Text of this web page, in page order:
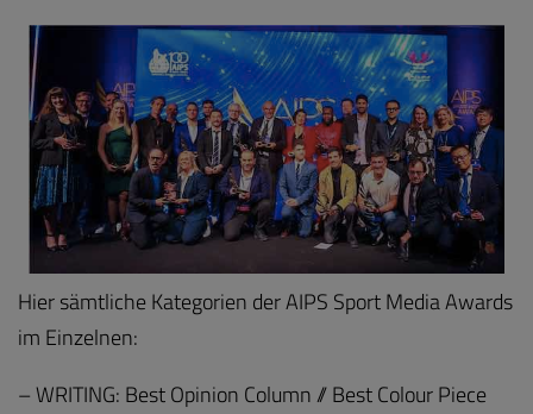
Hier sämtliche Kategorien der AIPS Sport Media Awards
im Einzelnen:
– WRITING: Best Opinion Column // Best Colour Piece